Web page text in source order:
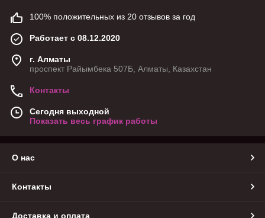
100% положительных из 20 отзывов за год
Работает с 08.12.2020
г. Алматы
проспект Райымбека 507Б, Алматы, Казахстан
Контакты
Сегодня выходной
Показать весь график работы
О нас
Контакты
Доставка и оплата